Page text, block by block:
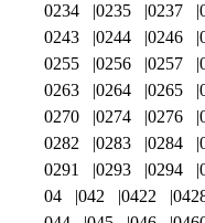
0234
0235 0237
0243
0244 0246
0255
0256 0257
0263
0264 0265
0270
0274 0276
0282
0283 0284
0291
0293 0294
04
042 0422